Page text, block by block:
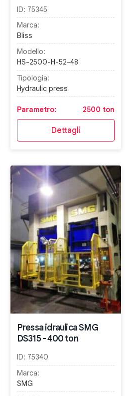
ID: 75345
Marca:
Bliss
Modello:
HS-2500-H-52-48
Tipologia:
Hydraulic press
Parametro: 2500 ton
Dettagli
Pressa idraulica SMG
DS315 - 400 ton
ID: 75340
Marca:
SMG